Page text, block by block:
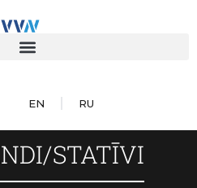
EN RU
STATĪVI